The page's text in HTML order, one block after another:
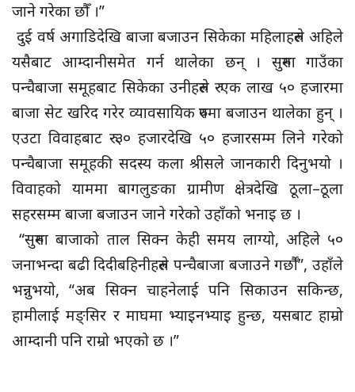
जाने गरेका छौँ ।”
दुई वर्ष अगाडिदेखि बाजा बजाउन सिकेका महिलाहरुले अहिले
यसैबाट आम्दानीसमेत गर्न थालेका छन् । सुरुमा गाउँका
पन्चैबाजा समूहबाट सिकेका उनीहरुले रु एक लाख ५० हजारमा
बाजा सेट खरिद गरेर व्यावसायिक रुपमा बजाउन थालेका हुन् ।
एउटा विवाहबाट रु ३० हजारदेखि ५० हजारसम्म लिने गरेको
पन्चैबाजा समूहकी सदस्य कला श्रीसले जानकारी दिनुभयो ।
विवाहको याममा बागलुङका ग्रामीण क्षेत्रदेखि ठूला–ठूला
सहरसम्म बाजा बजाउन जाने गरेको उहाँको भनाइ छ ।
“सुरुमा बाजाको ताल सिक्न केही समय लाग्यो, अहिले ५०
जनाभन्दा बढी दिदीबहिनीहरुले पन्चैबाजा बजाउने गर्छौँ”, उहाँले
भन्नुभयो, “अब सिक्न चाहनेलाई पनि सिकाउन सकिन्छ,
हामीलाई मङ्सिर र माघमा भ्याइनभ्याइ हुन्छ, यसबाट हाम्रो
आम्दानी पनि राम्रो भएको छ ।”